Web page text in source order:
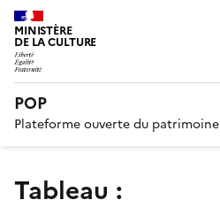
MINISTÈRE
DE LA CULTURE
POP
Plateforme ouverte du patrimoine
tableau :